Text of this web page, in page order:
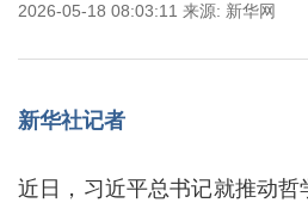
2026-05-18 08:03:11 来源: 新华网
新华社记者
近日，习近平总书记就推动